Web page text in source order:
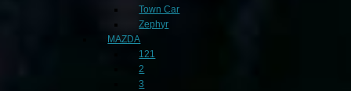
Town Car
Zephyr
MAZDA
121
2
3